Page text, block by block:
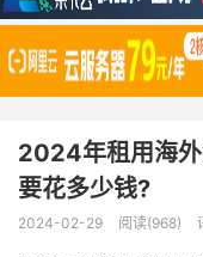
2024年租用海
要花多少钱?
2024-02-29 阅读(968)